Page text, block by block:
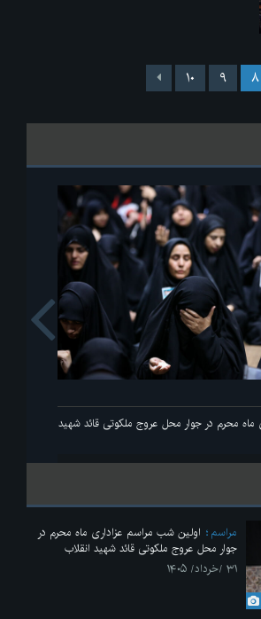
۸ ۹ ۱۰
ماه محرم در جوار محل عروج ملکوتی قائد شهید انقلاب
مراسم
اولین شب مراسم عزاداری ماه محرم در
جوار محل عروج ملکوتی قائد شهید انقلاب
۳۱ /خرداد/ ۱۴۰۵